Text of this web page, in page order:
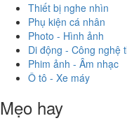
Thiết bị nghe nhìn
Phụ kiện cá nhân
Photo - Hình ảnh
Di động - Công nghệ
Phim ảnh - Âm nhạc
Ô tô - Xe máy
Mẹo hay